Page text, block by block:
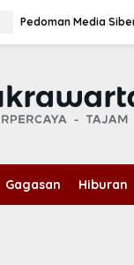
Pedoman Media
Gagasan Hiburan